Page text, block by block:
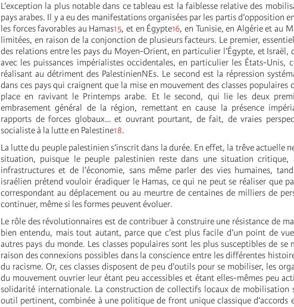
L’exception la plus notable dans ce tableau est la faiblesse relative des
pays arabes. Il y a eu des manifestations organisées par les partis d’opposition
les forces favorables au Hamas15, et en Égypte16, en Tunisie, en Algérie et au
limitées, en raison de la conjonction de plusieurs facteurs. Le premier,
des relations entre les pays du Moyen-Orient, en particulier l’Égypte, et Israël,
avec les puissances impérialistes occidentales, en particulier les États-Unis,
réalisant au détriment des PalestinienNEs. Le second est la répression
dans ces pays qui craignent que la mise en mouvement des classes populaires
place en ravivant le Printemps arabe. Et le second, qui lie les deux
embrasement général de la région, remettant en cause la présence
rapports de forces globaux… et ouvrant pourtant, de fait, de vraies
socialiste à la lutte en Palestine18.
La lutte du peuple palestinien s’inscrit dans la durée. En effet, la trêve actuelle
situation, puisque le peuple palestinien reste dans une situation critique,
infrastructures et de l’économie, sans même parler des vies humaines,
israélien prétend vouloir éradiquer le Hamas, ce qui ne peut se réaliser que
correspondant au déplacement ou au meurtre de centaines de milliers de
continuer, même si les formes peuvent évoluer.
Le rôle des révolutionnaires est de contribuer à construire une résistance de
bien entendu, mais tout autant, parce que c’est plus facile d’un point de
autres pays du monde. Les classes populaires sont les plus susceptibles de se
raison des connexions possibles dans la conscience entre les différentes
du racisme. Or, ces classes disposent de peu d’outils pour se mobiliser, les
du mouvement ouvrier leur étant peu accessibles et étant elles-mêmes peu
solidarité internationale. La construction de collectifs locaux de mobilisation
outil pertinent, combinée à une politique de front unique classique d’accords